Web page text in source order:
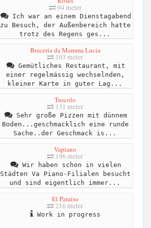
94 meter
Ich war an einem Dienstagabend
zu Besuch, der Außenbereich hatte
trotz des Regens ges...
Braceria da Mamma Lucia
103 meter
Gemütliches Restaurant, mit
einer regelmässig wechselnden,
kleiner Karte in guter Lag...
Tuscolo
131 meter
Sehr große Pizzen mit dünnem
Boden...geschmacklich eine runde
Sache..der Geschmack is...
Vapiano
196 meter
Wir haben schon in vielen
Städten Va Piano-Filialen besucht
und sind eigentlich immer...
El Paraiso
216 meter
Work in progress